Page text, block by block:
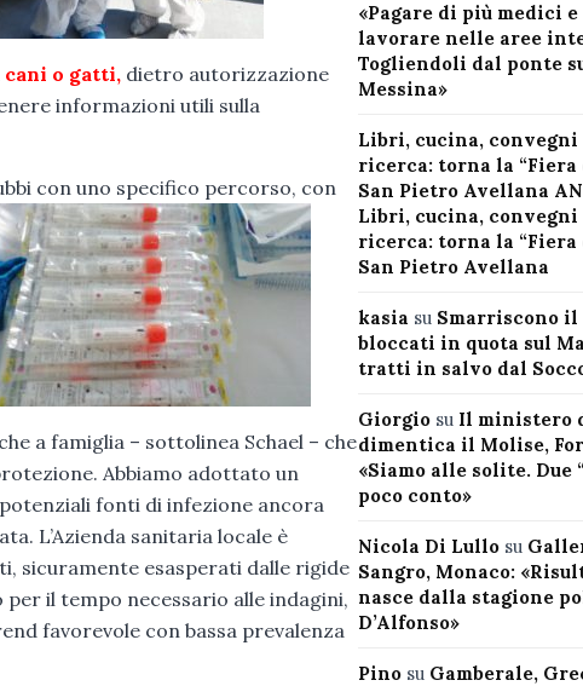
cani o gatti, dietro autorizzazione
informazioni utili sulla
con uno specifico percorso, con
a famiglia – sottolinea Schael – che
Abbiamo adottato un
fonti di infezione ancora
L’Azienda sanitaria locale è
sicuramente esasperati dalle rigide
il tempo necessario alle indagini,
favorevole con bassa prevalenza
«Pagare di più medici
lavorare nelle aree
Togliendoli dal ponte
Messina»
Libri, cucina,
ricerca: torna la “Fiera
San Pietro Avellana
Libri, cucina,
ricerca: torna la “Fiera
San Pietro Avellana
kasia su Smarriscono
bloccati in quota sul
tratti in salvo dal
Giorgiosu Il ministero
dimentica il Molise,
«Siamo alle solite. Due
poco conto»
Nicola Di Lullosu
Sangro, Monaco:
nasce dalla stagione
D’Alfonso»
Pinosu Gamberale,